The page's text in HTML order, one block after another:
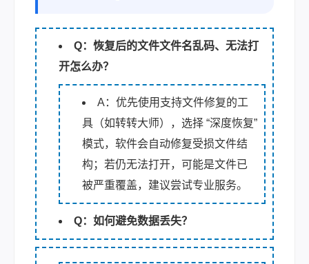
Q：恢复后的文件文件名乱码、无法打
开怎么办？
A：优先使用支持文件修复的工
具（如转转大师），选择 “深度恢复”
模式，软件会自动修复受损文件结
构；若仍无法打开，可能是文件已
被严重覆盖，建议尝试专业服务。
Q：如何避免数据丢失？